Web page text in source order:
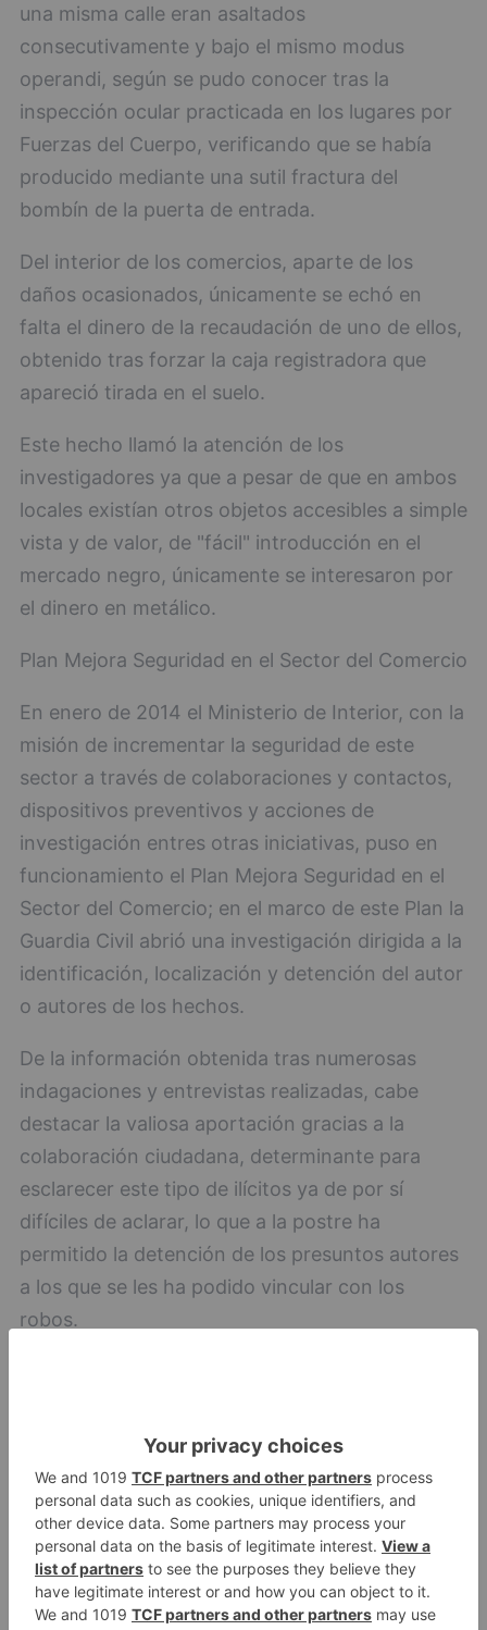
una misma calle eran asaltados
consecutivamente y bajo el mismo modus
operandi, según se pudo conocer tras la
inspección ocular practicada en los lugares por
Fuerzas del Cuerpo, verificando que se había
producido mediante una sutil fractura del
bombín de la puerta de entrada.
Del interior de los comercios, aparte de los
daños ocasionados, únicamente se echó en
falta el dinero de la recaudación de uno de ellos,
obtenido tras forzar la caja registradora que
apareció tirada en el suelo.
Este hecho llamó la atención de los
investigadores ya que a pesar de que en ambos
locales existían otros objetos accesibles a simple
vista y de valor, de "fácil" introducción en el
mercado negro, únicamente se interesaron por
el dinero en metálico.
Plan Mejora Seguridad en el Sector del Comercio
En enero de 2014 el Ministerio de Interior, con la
misión de incrementar la seguridad de este
sector a través de colaboraciones y contactos,
dispositivos preventivos y acciones de
investigación entres otras iniciativas, puso en
funcionamiento el Plan Mejora Seguridad en el
Sector del Comercio; en el marco de este Plan la
Guardia Civil abrió una investigación dirigida a la
identificación, localización y detención del autor
o autores de los hechos.
De la información obtenida tras numerosas
indagaciones y entrevistas realizadas, cabe
destacar la valiosa aportación gracias a la
colaboración ciudadana, determinante para
esclarecer este tipo de ilícitos ya de por sí
difíciles de aclarar, lo que a la postre ha
permitido la detención de los presuntos autores
a los que se les ha podido vincular con los
robos.